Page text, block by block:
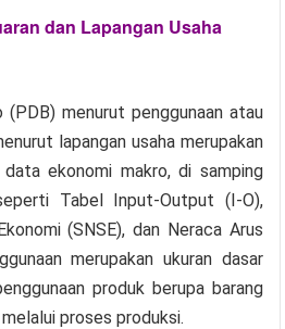
dan Lapangan Usaha
menurut penggunaan atau
lapangan usaha merupakan
ekonomi makro, di samping
Tabel Input-Output (I-O),
(SNSE), dan Neraca Arus
merupakan ukuran dasar
produk berupa barang
proses produksi.